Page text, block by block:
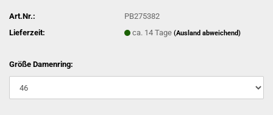
Art.Nr.:
PB275382
Lieferzeit:
ca. 14 Tage(Ausland abweichend)
Größe Damenring: